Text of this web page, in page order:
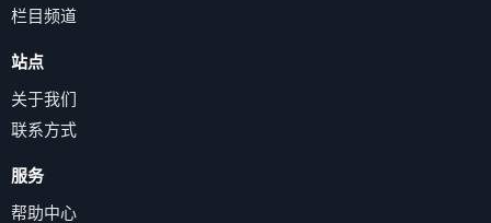
栏目频道
站点
关于我们
联系方式
服务
帮助中心